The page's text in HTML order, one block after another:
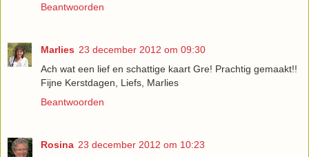
Beantwoorden
Marlies 23 december 2012 om 09:30
Ach wat een lief en schattige kaart Gre! Prachtig gemaakt!!
Fijne Kerstdagen, Liefs, Marlies
Beantwoorden
Rosina 23 december 2012 om 10:23